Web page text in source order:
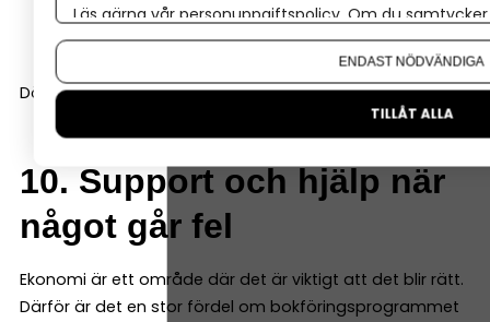
Då slipper du byta system när företaget utvecklas.
10. Support och hjälp när
något går fel
Ekonomi är ett område där det är viktigt att det blir rätt.
Därför är det en stor fördel om bokföringsprogrammet
Läs gärna vår personuppgiftspolicy. Om du
Om du vill ändra ditt val i efterhand hittar du den
ENDAST NÖDVÄNDIGA
TILLÅT ALLA